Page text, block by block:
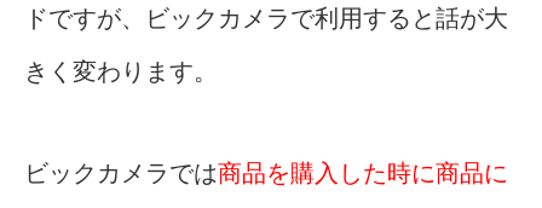
ドですが、ビックカメラで利用すると話が大
きく変わります。
ビックカメラでは商品を購入した時に商品に